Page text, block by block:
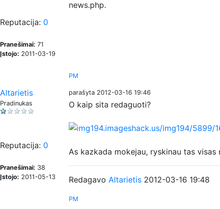
Reputacija: 0
Pranešimai: 71
Įstojo: 2011-03-19
news.php.
PM
Altarietis
parašyta 2012-03-16 19:46
Pradinukas
Reputacija: 0
Pranešimai: 38
Įstojo: 2011-05-13
O kaip sita redaguoti?
As kazkada mokejau, ryskinau tas
Redagavo Altarietis 2012-03-16 19:48
PM